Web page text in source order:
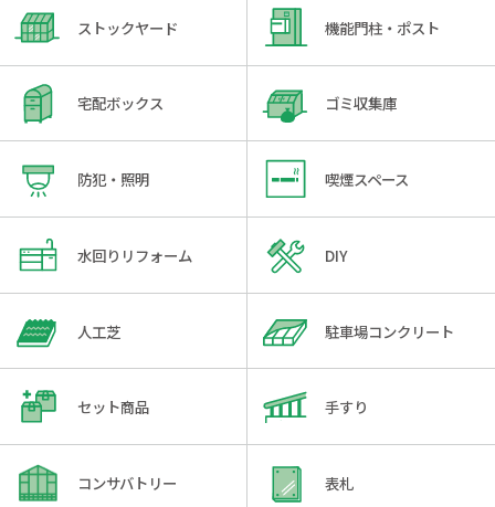
ストックヤード 機能門柱・ポスト
宅配ボックス ゴミ収集庫
防犯・照明 喫煙スペース
水回りリフォーム DIY
人工芝 駐車場コンクリート
セット商品 手すり
コンサバトリー 表札